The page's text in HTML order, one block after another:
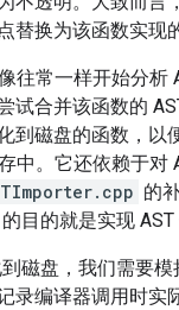
替换为该函数实现的
往常一样开始分析
试合并该函数的
到磁盘的函数，以
中。它还依赖于对
的
目的就是实现 AST
磁盘，我们需要
录编译器调用时实